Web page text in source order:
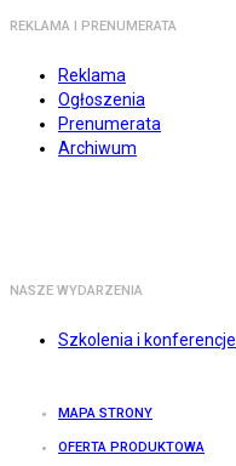
REKLAMA I PRENUMERATA
Reklama
Ogłoszenia
Prenumerata
Archiwum
NASZE WYDARZENIA
Szkolenia i konferencje
MAPA STRONY
OFERTA PRODUKTOWA